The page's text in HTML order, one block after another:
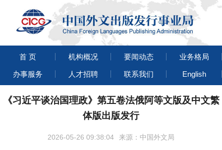
首 页 机构概况 要闻动态 业务格局
办事服务 人才招聘 联系我们 English
《习近平谈治国理政》第五卷法俄阿等文版及中文繁
体版出版发行
2026-05-26 09:38:04 来源：中国外文局